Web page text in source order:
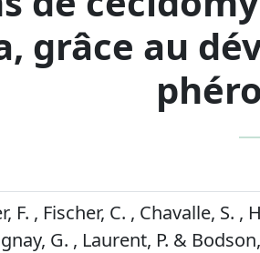
grâce au
F. , Fischer, C. , Chavalle, S.
G. , Laurent, P. &